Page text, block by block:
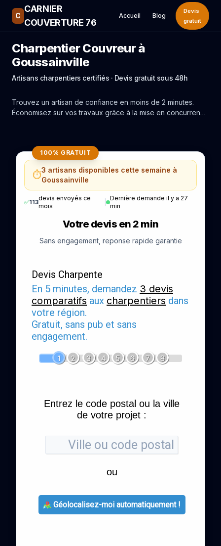
C
CARNIER
COUVERTURE 76
Accueil Blog
Devis
gratuit
Charpentier Couvreur à
Goussainville
Artisans charpentiers certifiés · Devis gratuit sous 48h
Trouvez un artisan de confiance en moins de 2 minutes.
Économisez sur vos travaux grâce à la mise en concurrence
100% GRATUIT
⏱️3 artisans disponibles cette semaine à
Goussainville
✅113
devis envoyés ce
mois
Dernière demande il y a 27
min
Votre devis en 2 min
Sans engagement, reponse rapide garantie
Devis Charpente
En 5 minutes, demandez 3 devis
comparatifs aux charpentiers dans
votre région.
Gratuit, sans pub et sans
engagement.
1 2 3 4 5 6 7 8
Entrez le code postal ou la ville
de votre projet :
ou
Géolocalisez-moi automatiquement !